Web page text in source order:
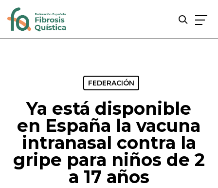
FEDERACIÓN
Ya está disponible
en España la vacuna
intranasal contra la
gripe para niños de 2
a 17 años